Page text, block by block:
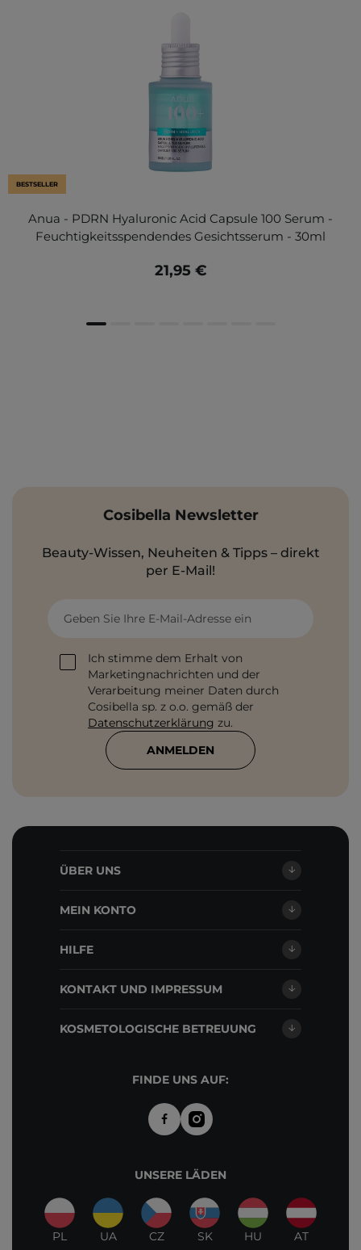
BESTSELLER
Anua - PDRN Hyaluronic Acid Capsule 100 Serum -
Feuchtigkeitsspendendes Gesichtsserum - 30ml
21,95 €
Cosibella Newsletter
Beauty-Wissen, Neuheiten & Tipps – direkt
per E-Mail!
Geben Sie Ihre E-Mail-Adresse ein
Ich stimme dem Erhalt von
Marketingnachrichten und der
Verarbeitung meiner Daten durch
Cosibella sp. z o.o. gemäß der
Datenschutzerklärung zu.
ANMELDEN
ÜBER UNS
MEIN KONTO
HILFE
KONTAKT UND IMPRESSUM
KOSMETOLOGISCHE BETREUUNG
FINDE UNS AUF:
UNSERE LÄDEN
PL UA CZ SK HU AT